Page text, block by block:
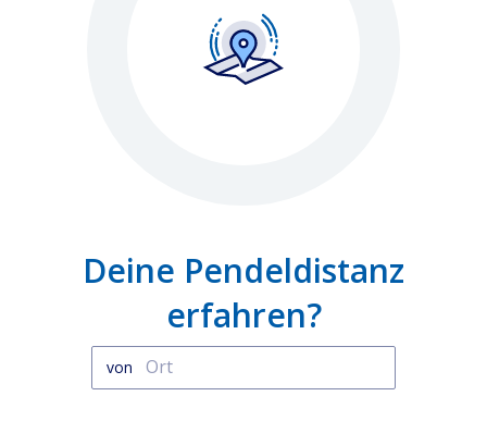
Deine Pendeldistanz
erfahren?
von